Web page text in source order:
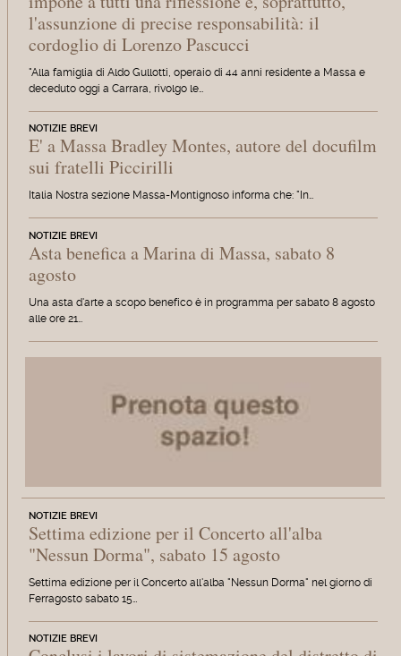
l'assunzione di precise responsabilità: il
cordoglio di Lorenzo Pascucci
"Alla famiglia di Aldo Gullotti, operaio di 44 anni residente a Massa e
deceduto oggi a Carrara, rivolgo le…
NOTIZIE BREVI
E' a Massa Bradley Montes, autore del docufilm
sui fratelli Piccirilli
Italia Nostra sezione Massa-Montignoso informa che: "In…
NOTIZIE BREVI
Asta benefica a Marina di Massa, sabato 8
agosto
Una asta d'arte a scopo benefico è in programma per sabato 8 agosto
alle ore 21…
NOTIZIE BREVI
Settima edizione per il Concerto all'alba
"Nessun Dorma", sabato 15 agosto
Settima edizione per il Concerto all'alba "Nessun Dorma" nel giorno di
Ferragosto sabato 15…
NOTIZIE BREVI